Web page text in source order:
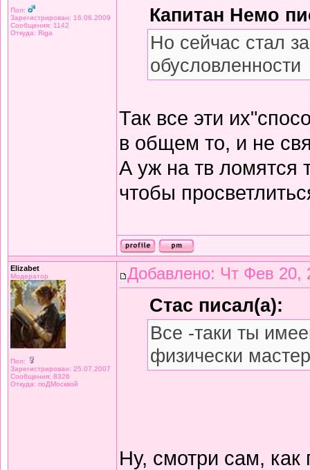
Пол:
Зарегистрирован: 16.06.2009
Сообщения: 1142
Откуда: Riga
Капитан Немо
Но сейчас стал
обусловленности
Так все эти
в общем то, и не
А уж на тв ломятся
чтобы
Elizabet
Модератор
Пол:
Зарегистрирован: 25.07.2007
Сообщения: 8326
Откуда: поДМосквой
Добавлено: Чт Фев 20,
Стас писал(а):
Все -таки ты
физически
Ну, смотри сам, как